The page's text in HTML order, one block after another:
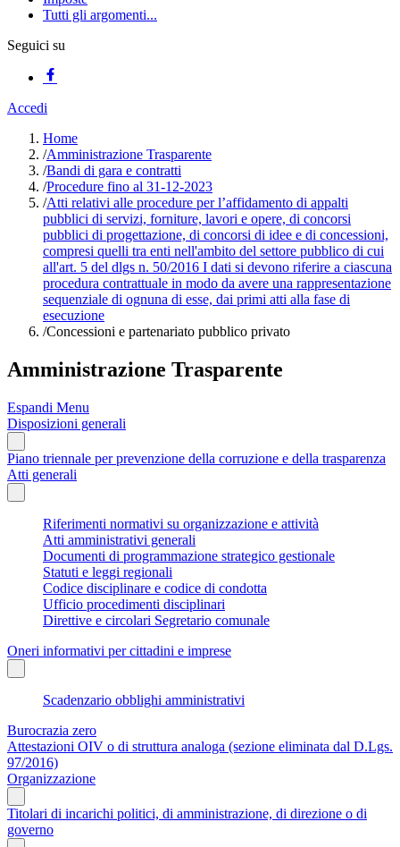
Tutti gli argomenti...
Seguici su
Accedi
Home
/Amministrazione Trasparente
/Bandi di gara e contratti
/Procedure fino al 31-12-2023
/Atti relativi alle procedure per l’affidamento di appalti
pubblici di servizi, forniture, lavori e opere, di concorsi
pubblici di progettazione, di concorsi di idee e di concessioni,
compresi quelli tra enti nell'ambito del settore pubblico di cui
all'art. 5 del dlgs n. 50/2016 I dati si devono riferire a ciascuna
procedura contrattuale in modo da avere una rappresentazione
sequenziale di ognuna di esse, dai primi atti alla fase di
esecuzione
/Concessioni e partenariato pubblico privato
Amministrazione Trasparente
Espandi Menu
Disposizioni generali
Piano triennale per prevenzione della corruzione e della trasparenza
Atti generali
Riferimenti normativi su organizzazione e attività
Atti amministrativi generali
Documenti di programmazione strategico gestionale
Statuti e leggi regionali
Codice disciplinare e codice di condotta
Ufficio procedimenti disciplinari
Direttive e circolari Segretario comunale
Oneri informativi per cittadini e imprese
Scadenzario obblighi amministrativi
Burocrazia zero
Attestazioni OIV o di struttura analoga (sezione eliminata dal D.Lgs.
97/2016)
Organizzazione
Titolari di incarichi politici, di amministrazione, di direzione o di
governo